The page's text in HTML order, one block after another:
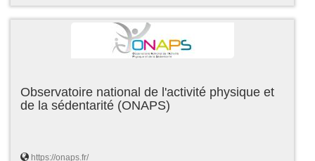
Observatoire national de l'activité physique et
de la sédentarité (ONAPS)
https://onaps.fr/